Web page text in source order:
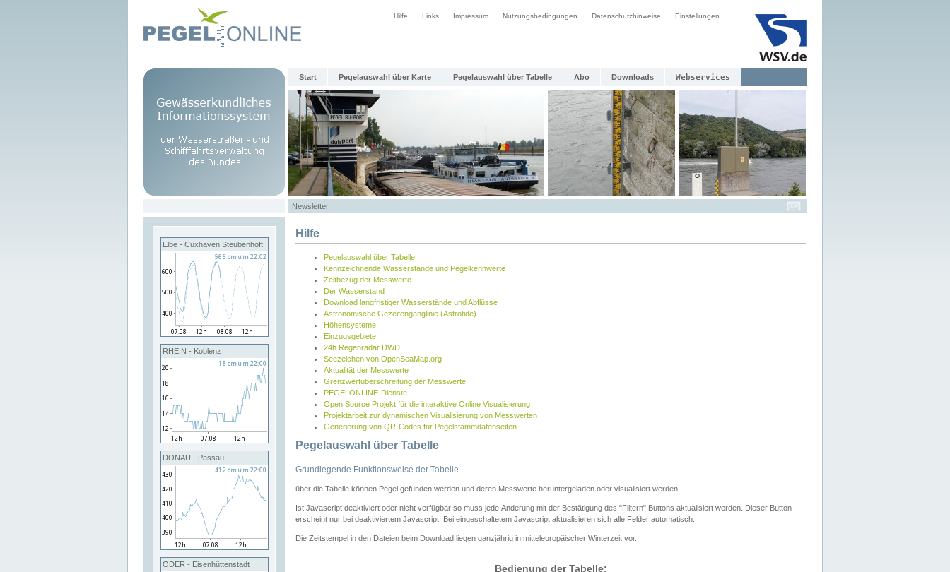
Hilfe Links Impressum Nutzungsbedingungen Datenschutzhinweise Einstellungen
Start Pegelauswahl über Karte Pegelauswahl über Tabelle Abo Downloads Webservices
Newsletter
Elbe - Cuxhaven Steubenhöft
RHEIN - Koblenz
DONAU - Passau
ODER - Eisenhüttenstadt
Hilfe
Pegelauswahl über Tabelle
Kennzeichnende Wasserstände und Pegelkennwerte
Zeitbezug der Messwerte
Der Wasserstand
Download langfristiger Wasserstände und Abflüsse
Astronomische Gezeitenganglinie (Astrotide)
Höhensysteme
Einzugsgebiete
24h Regenradar DWD
Seezeichen von OpenSeaMap.org
Aktualität der Messwerte
Grenzwertüberschreitung der Messwerte
PEGELONLINE-Dienste
Open Source Projekt für die interaktive Online Visualisierung
Projektarbeit zur dynamischen Visualisierung von Messwerten
Generierung von QR-Codes für Pegelstammdatenseiten
Pegelauswahl über Tabelle
Grundlegende Funktionsweise der Tabelle
über die Tabelle können Pegel gefunden werden und deren Messwerte heruntergeladen oder visualisiert werden.
Ist Javascript deaktiviert oder nicht verfügbar so muss jede Änderung mit der Bestätigung des "Filtern" Buttons aktualisiert werden. Dieser Button
erscheint nur bei deaktiviertem Javascript. Bei eingeschaltetem Javascript aktualisieren sich alle Felder automatisch.
Die Zeitstempel in den Dateien beim Download liegen ganzjährig in mitteleuropäischer Winterzeit vor.
Bedienung der Tabelle: